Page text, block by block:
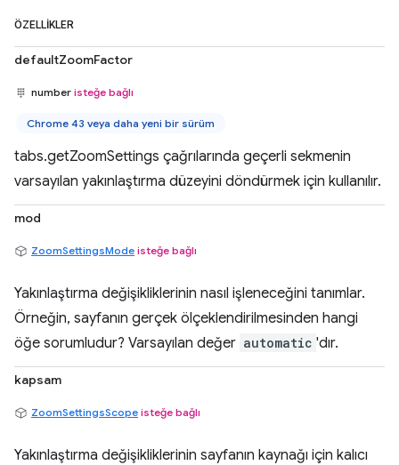
ÖZELLIKLER
defaultZoomFactor
number isteğe bağlı
Chrome 43 veya daha yeni bir sürüm
tabs.getZoomSettings çağrılarında geçerli sekmenin
varsayılan yakınlaştırma düzeyini döndürmek için kullanılır.
mod
ZoomSettingsMode isteğe bağlı
Yakınlaştırma değişikliklerinin nasıl işleneceğini tanımlar.
Örneğin, sayfanın gerçek ölçeklendirilmesinden hangi
öğe sorumludur? Varsayılan değer automatic 'dır.
kapsam
ZoomSettingsScope isteğe bağlı
Yakınlaştırma değişikliklerinin sayfanın kaynağı için kalıcı